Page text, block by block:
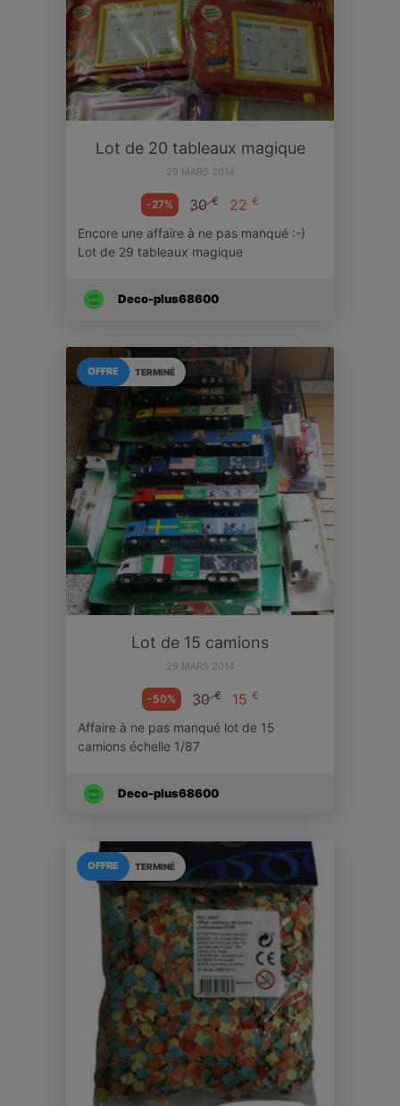
Lot de 20 tableaux magique
29 MARS 2014
-27% 30€ 22 €
Encore une affaire à ne pas manqué :-)
Lot de 29 tableaux magique
Deco-plus68600
TERMINÉ
OFFRE
Lot de 15 camions
29 MARS 2014
-50% 30€ 15 €
Affaire à ne pas manqué lot de 15
camions échelle 1/87
Deco-plus68600
TERMINÉ
OFFRE